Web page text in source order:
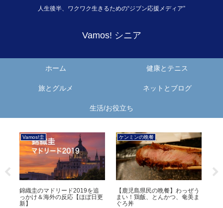
人生後半、ワクワク生きるための“ジブン応援メディア”
Vamos! シニア
ホーム 健康とテニス
旅とグルメ ネットとブログ
生活/お役立ち
Vamos!圭
錦織圭のマドリード2019を追
っかけ＆海外の反応【ほぼ日更
新】
ケンミンの晩餐
【鹿児島県民の晩餐】わっぜう
まい！鶏飯、とんかつ、奄美ま
ぐろ丼